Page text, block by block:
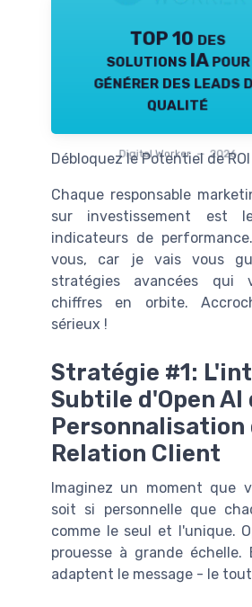
TOP 10 des
solutions IA pour
générer des leads
qualité
Digital Worker — 2026
Débloquez le Potentiel de
Chaque responsable
sur investissement est
indicateurs de
vous, car je vais vous
stratégies avancées qui
chiffres en orbite.
sérieux !
Stratégie #1:
Subtile d'Open AI
Personnalisation
Relation Client
Imaginez un moment que
soit si personnelle que
comme le seul et l'unique.
prouesse à grande
adaptent le message - le